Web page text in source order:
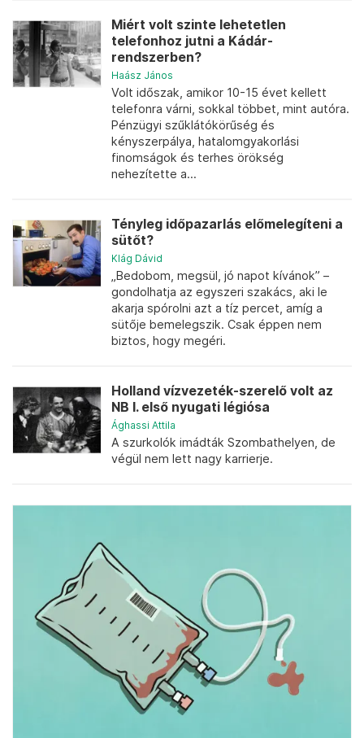
Miért volt szinte lehetetlen
telefonhoz jutni a Kádár-
rendszerben?
Haász János
Volt időszak, amikor 10-15 évet kellett
telefonra várni, sokkal többet, mint autóra.
Pénzügyi szűklátókörűség és
kényszerpálya, hatalomgyakorlási
finomságok és terhes örökség
nehezítette a...
Tényleg időpazarlás előmelegíteni a
sütőt?
Klág Dávid
„Bedobom, megsül, jó napot kívánok” –
gondolhatja az egyszeri szakács, aki le
akarja spórolni azt a tíz percet, amíg a
sütője bemelegszik. Csak éppen nem
biztos, hogy megéri.
Holland vízvezeték-szerelő volt az
NB I. első nyugati légiósa
Ághassi Attila
A szurkolók imádták Szombathelyen, de
végül nem lett nagy karrierje.